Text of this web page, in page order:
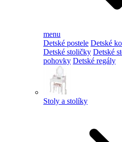
menu
Detské postele Detské
Detské stoličky Detské
pohovky Detské regály
Stoly a stolíky